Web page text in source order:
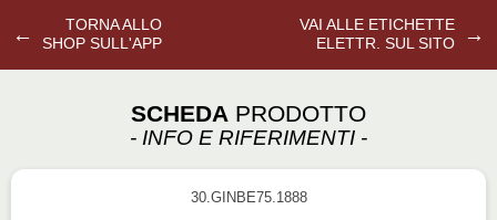
←
TORNA ALLO
SHOP SULL'APP
VAI ALLE ETICHETTE
ELETTR. SUL SITO
→
SCHEDA PRODOTTO
- INFO E RIFERIMENTI -
30.GINBE75.1888